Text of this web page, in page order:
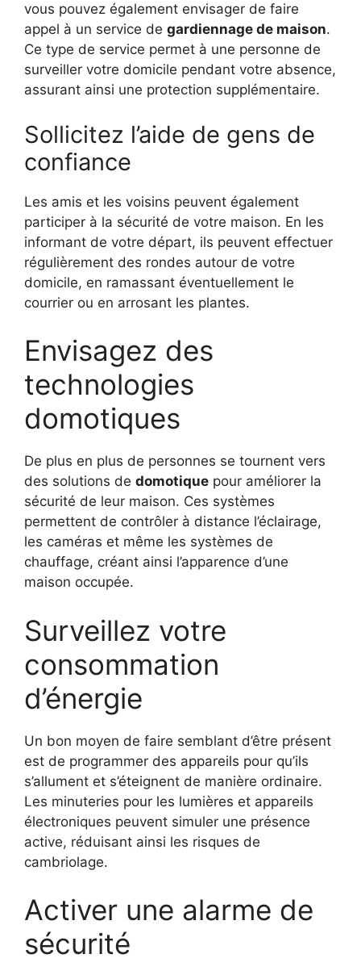
vous pouvez également envisager de faire
appel à un service de gardiennage de maison.
Ce type de service permet à une personne de
surveiller votre domicile pendant votre absence,
assurant ainsi une protection supplémentaire.
Sollicitez l’aide de gens de
confiance
Les amis et les voisins peuvent également
participer à la sécurité de votre maison. En les
informant de votre départ, ils peuvent effectuer
régulièrement des rondes autour de votre
domicile, en ramassant éventuellement le
courrier ou en arrosant les plantes.
Envisagez des
technologies
domotiques
De plus en plus de personnes se tournent vers
des solutions de domotique pour améliorer la
sécurité de leur maison. Ces systèmes
permettent de contrôler à distance l’éclairage,
les caméras et même les systèmes de
chauffage, créant ainsi l’apparence d’une
maison occupée.
Surveillez votre
consommation
d’énergie
Un bon moyen de faire semblant d’être présent
est de programmer des appareils pour qu’ils
s’allument et s’éteignent de manière ordinaire.
Les minuteries pour les lumières et appareils
électroniques peuvent simuler une présence
active, réduisant ainsi les risques de
cambriolage.
Activer une alarme de
sécurité